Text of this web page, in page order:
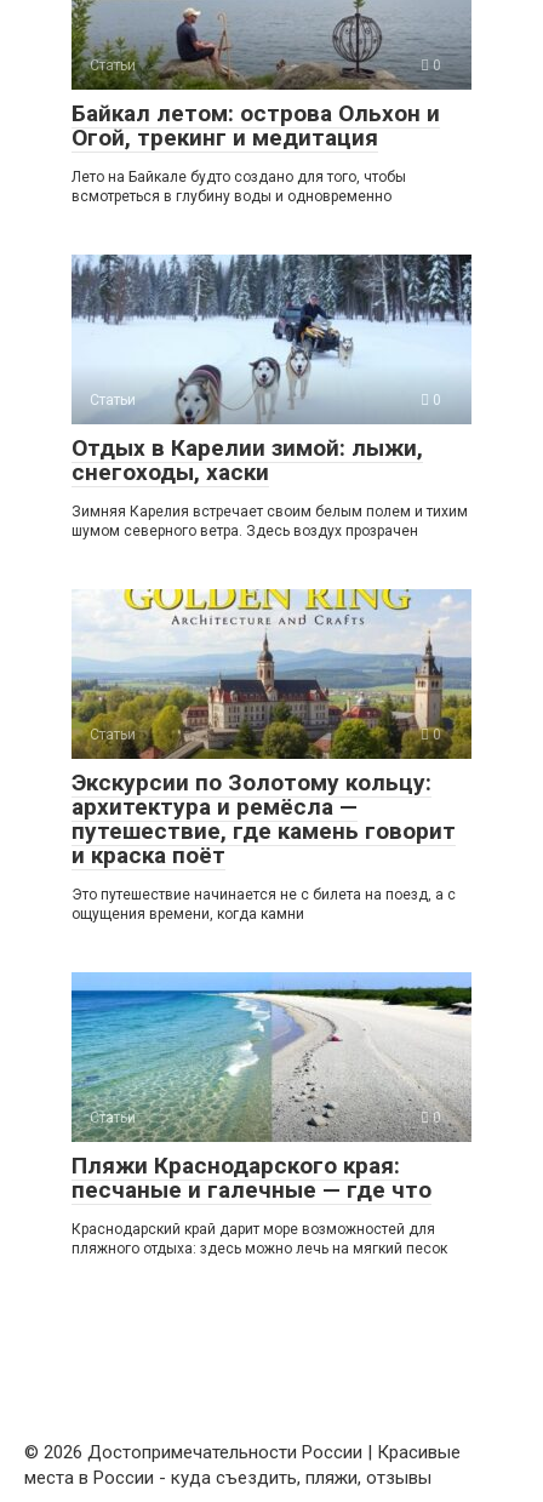
Статьи 0
Байкал летом: острова Ольхон и
Огой, трекинг и медитация
Лето на Байкале будто создано для того, чтобы
всмотреться в глубину воды и одновременно
Статьи 0
Отдых в Карелии зимой: лыжи,
снегоходы, хаски
Зимняя Карелия встречает своим белым полем и тихим
шумом северного ветра. Здесь воздух прозрачен
Статьи 0
Экскурсии по Золотому кольцу:
архитектура и ремёсла —
путешествие, где камень говорит
и краска поёт
Это путешествие начинается не с билета на поезд, а с
ощущения времени, когда камни
Статьи 0
Пляжи Краснодарского края:
песчаные и галечные — где что
Краснодарский край дарит море возможностей для
пляжного отдыха: здесь можно лечь на мягкий песок
© 2026 Достопримечательности России | Красивые
места в России - куда съездить, пляжи, отзывы